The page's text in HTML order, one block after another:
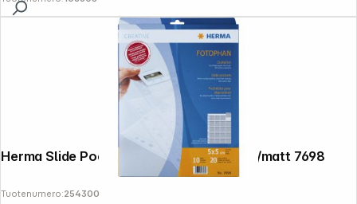
Herma Slide Pockets 5x5 10 sheets clear/matt 7698
Tuotenumero:254300